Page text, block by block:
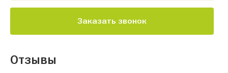
Заказать звонок
Отзывы